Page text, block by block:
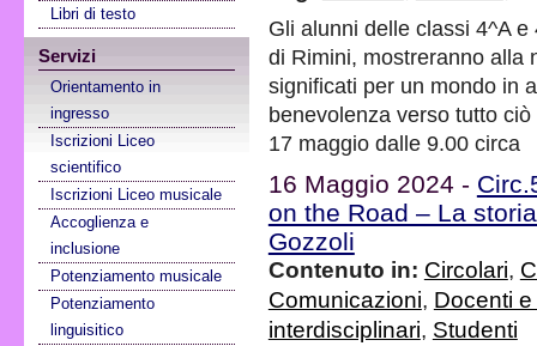
Libri di testo
Servizi
Orientamento in
ingresso
Iscrizioni Liceo
scientifico
Iscrizioni Liceo musicale
Accoglienza e
inclusione
Potenziamento musicale
Potenziamento
linguisitico
Gli alunni delle classi 4^A
di Rimini, mostreranno alla
significati per un mondo in
benevolenza verso tutto
17 maggio dalle 9.00 circa
16 Maggio 2024 -
on the Road – La
Gozzoli
Contenuto in: Circolari,
Comunicazioni, Docenti e
interdisciplinari, Studenti